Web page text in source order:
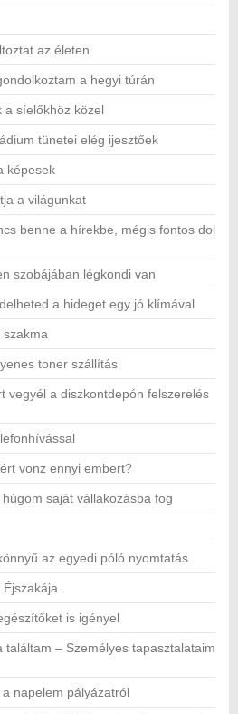
az életen
a hegyi túrán
a síelőkhöz közel
tünetei elég ijesztőek
képesek
a világunkat
benne a hírekbe, mégis fontos dol
szobájában légkondi van
a hideget egy jó klímával
toner szállítás
vegyél a diszkontdepón felszerelés
vonz ennyi embert?
saját vállakozásba fog
az egyedi póló nyomtatás
is igényel
találtam – Személyes tapasztalataim
napelem pályázatról